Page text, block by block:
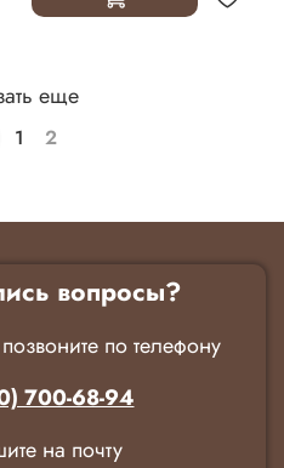
еще
1 2
вопросы?
по телефону
700-68-94
на почту